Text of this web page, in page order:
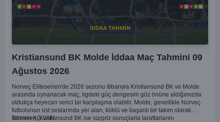
Kristiansund BK Molde İddaa Maç Tahmini 09
Ağustos 2026
Norveç Eliteserien'de 2026 sezonu itibarıyla Kristiansund BK ve Molde
arasında oynanacak maç, ligdeki güç dengesini göz önüne aldığımızda
oldukça heyecan verici bir karşılaşma olabilir. Molde, genellikle Norveç
futbolunun üst sıralarında yer alan, köklü ve başarılı bir takım olarak
bilinirken, Kristiansund BK ise sürpriz sonuçlarla taraftarlarını
Tahmin KG VAR